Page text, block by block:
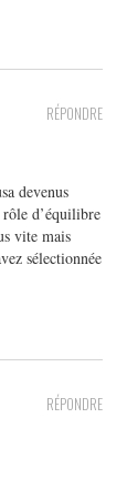
RÉPONDRE
devenus
d’équilibre
vite mais
sélectionnée
RÉPONDRE